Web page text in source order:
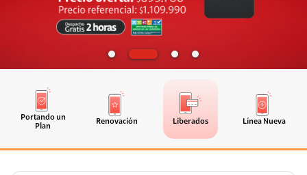
Portando un
Plan
Renovación Liberados Línea Nueva